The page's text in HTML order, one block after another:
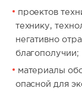
проектов
технику,
негативно
благополучии;
материалы
опасной для